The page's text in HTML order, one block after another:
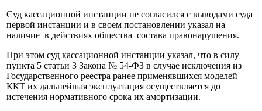
Суд кассационной инстанции не согласился с выводами суда
первой инстанции и в своем постановлении указал на
наличие в действиях общества состава правонарушения.
При этом суд кассационной инстанции указал, что в силу
пункта 5 статьи 3 Закона № 54-ФЗ в случае исключения из
Государственного реестра ранее применявшихся моделей
ККТ их дальнейшая эксплуатация осуществляется до
истечения нормативного срока их амортизации.